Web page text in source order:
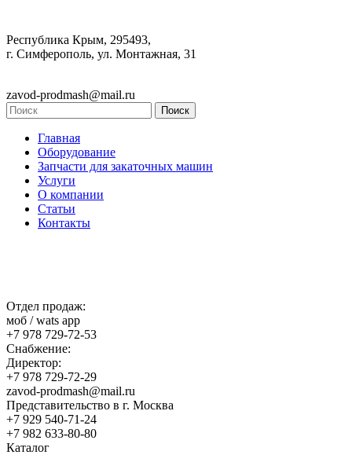
Республика Крым, 295493,
г. Симферополь, ул. Монтажная, 31
zavod-prodmash@mail.ru
Главная
Оборудование
Запчасти для закаточных машин
Услуги
О компании
Статьи
Контакты
Отдел продаж:
моб / wats app
+7 978 729-72-53
Снабжение:
Директор:
+7 978 729-72-29
zavod-prodmash@mail.ru
Представительство в г. Москва
+7 929 540-71-24
+7 982 633-80-80
Каталог